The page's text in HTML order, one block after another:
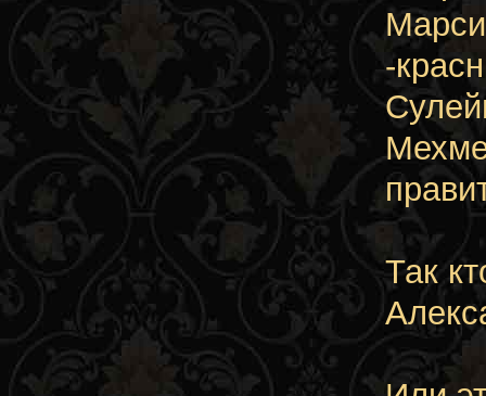
-
Так